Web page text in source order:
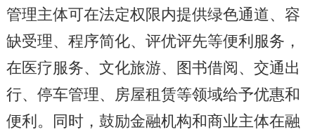
管理主体可在法定权限内提供绿色通道、容
缺受理、程序简化、评优评先等便利服务，
在医疗服务、文化旅游、图书借阅、交通出
行、停车管理、房屋租赁等领域给予优惠和
便利。同时，鼓励金融机构和商业主体在融